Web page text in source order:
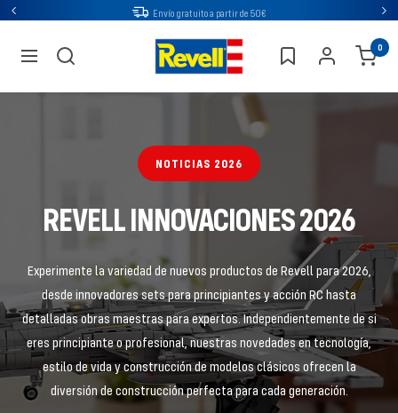
Atrás Envío gratuito a partir de 50€
navegación
Revell 0
NOTICIAS 2026
REVELL INNOVACIONES 2026
Experimente la variedad de nuevos productos de Revell para 2026,
desde innovadores sets para principiantes y acción RC hasta
detalladas obras maestras para expertos. Independientemente de si
eres principiante o profesional, nuestras novedades en tecnología,
estilo de vida y construcción de modelos clásicos ofrecen la
diversión de construcción perfecta para cada generación.